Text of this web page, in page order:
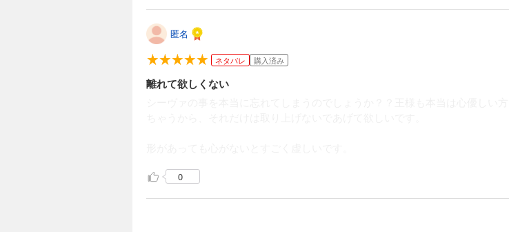
匿名
ネタバレ 購入済み
離れて欲しくない
0